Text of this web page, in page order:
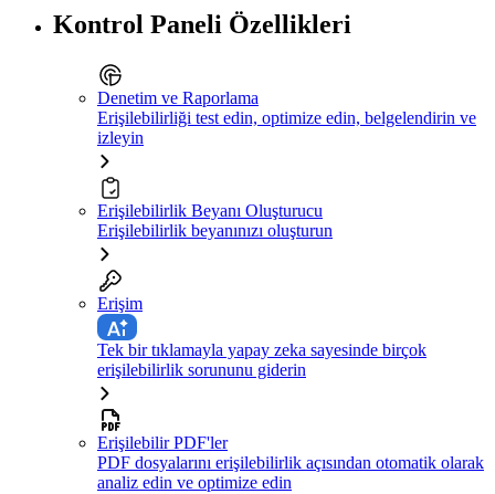
Kontrol Paneli Özellikleri
Denetim ve Raporlama
Erişilebilirliği test edin, optimize edin, belgelendirin ve
izleyin
Erişilebilirlik Beyanı Oluşturucu
Erişilebilirlik beyanınızı oluşturun
Erişim
Tek bir tıklamayla yapay zeka sayesinde birçok
erişilebilirlik sorununu giderin
Erişilebilir PDF'ler
PDF dosyalarını erişilebilirlik açısından otomatik olarak
analiz edin ve optimize edin